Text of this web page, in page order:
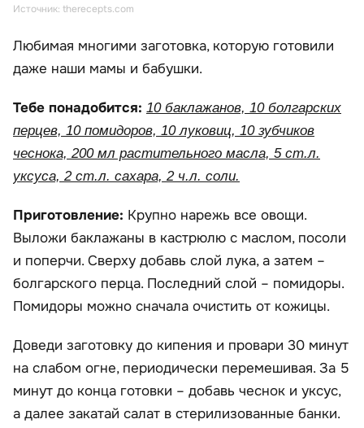
Источник: therecepts.com
Любимая многими заготовка, которую готовили
даже наши мамы и бабушки.
Тебе понадобится: 10 баклажанов, 10 болгарских
перцев, 10 помидоров, 10 луковиц, 10 зубчиков
чеснока, 200 мл растительного масла, 5 ст.л.
уксуса, 2 ст.л. сахара, 2 ч.л. соли.
Приготовление: Крупно нарежь все овощи.
Выложи баклажаны в кастрюлю с маслом, посоли
и поперчи. Сверху добавь слой лука, а затем –
болгарского перца. Последний слой – помидоры.
Помидоры можно сначала очистить от кожицы.
Доведи заготовку до кипения и провари 30 минут
на слабом огне, периодически перемешивая. За 5
минут до конца готовки – добавь чеснок и уксус,
а далее закатай салат в стерилизованные банки.